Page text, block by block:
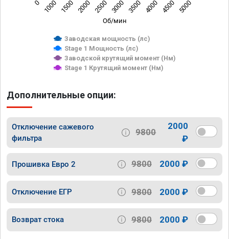
Об/мин
Заводская мощность (лс)
Stage 1 Мощность (лс)
Заводской крутящий момент (Нм)
Stage 1 Крутящий момент (Нм)
0 1000 1500 2000 2500 3000 3500 4000 4500 5000
Дополнительные опции:
Отключение сажевого
фильтра
9800
2000
₽
Прошивка Евро 2 9800 2000 ₽
Отключение ЕГР 9800 2000 ₽
Возврат стока 9800 2000 ₽